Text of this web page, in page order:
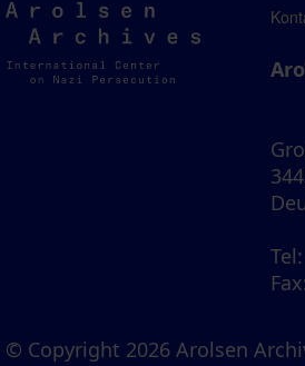
Arolsen
Archives
Tel
Fax
© Copyright 2026 Arolsen